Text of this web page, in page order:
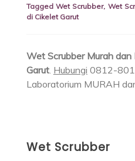
TaggedWet Scrubber, Wet
di Cikelet Garut
Wet Scrubber Murah dan
Garut. Hubungi 0812-
Laboratorium MURAH
Wet Scrubber